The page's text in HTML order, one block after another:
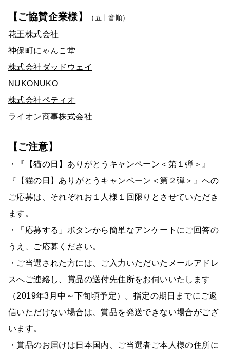
【ご協賛企業様】 （五十音順）
花王株式会社
神保町にゃんこ堂
株式会社ダッドウェイ
NUKONUKO
株式会社ペティオ
ライオン商事株式会社
【ご注意】
・『【猫の日】ありがとうキャンペーン＜第１弾＞』
『【猫の日】ありがとうキャンペーン＜第２弾＞』への
ご応募は、それぞれお１人様１回限りとさせていただき
ます。
・「応募する」ボタンから簡単なアンケートにご回答の
うえ、ご応募ください。
・ご当選された方には、ご入力いただいたメールアドレ
スへご連絡し、賞品の送付先住所をお伺いいたします
（2019年3月中～下旬頃予定）。指定の期日までにご返
信いただけない場合は、賞品を発送できない場合がござ
います。
・賞品のお届けは日本国内、ご当選者ご本人様の住所に